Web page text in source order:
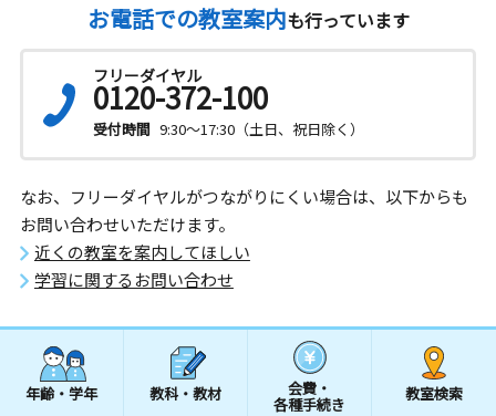
お電話での教室案内も行っています
フリーダイヤル
0120-372-100
受付時間 9:30～17:30（土日、祝日除く）
なお、フリーダイヤルがつながりにくい場合は、以下からも
お問い合わせいただけます。
近くの教室を案内してほしい
学習に関するお問い合わせ
年齢・学年 教科・教材 会費・
各種手続き
教室検索